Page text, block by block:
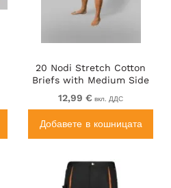
20 Nodi Stretch Cotton
Briefs with Medium Side
Cut Black
12,99 € вкл. ДДС
Добавете в кошницата